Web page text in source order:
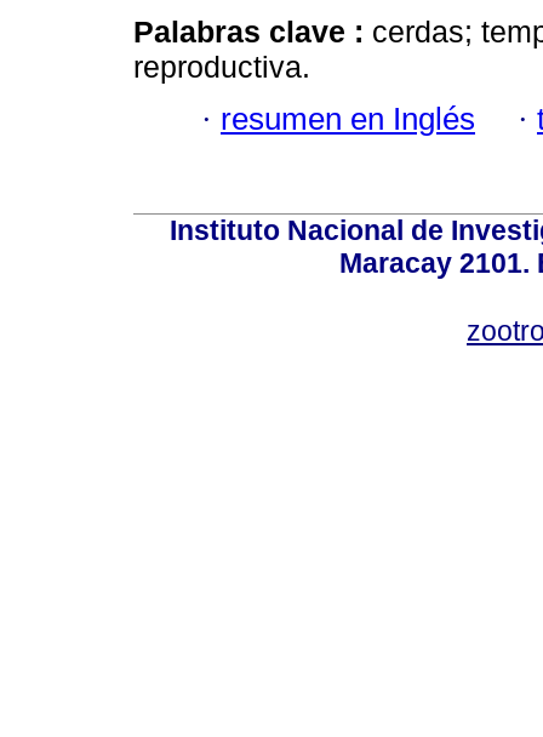
Palabras clave : cerdas;
reproductiva.
· resumen en Inglés ·
Instituto Nacional de
Maracay 2101.